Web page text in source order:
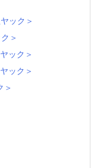
ック＞
＞
ック＞
ック＞
＞